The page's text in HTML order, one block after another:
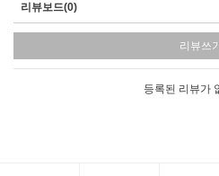
리뷰보드(0)
리뷰쓰기
등록된 리뷰가